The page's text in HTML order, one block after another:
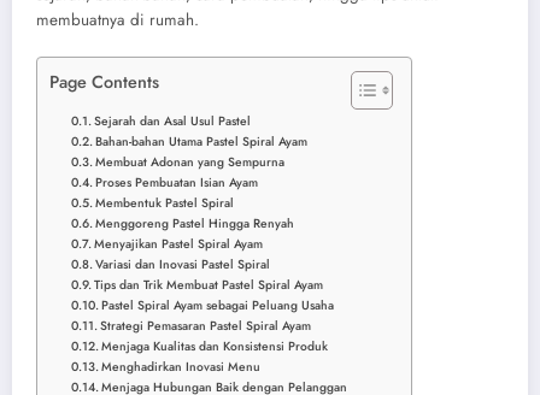
membuatnya di rumah.
Page Contents
Sejarah dan Asal Usul Pastel
Bahan-bahan Utama Pastel Spiral Ayam
Membuat Adonan yang Sempurna
Proses Pembuatan Isian Ayam
Membentuk Pastel Spiral
Menggoreng Pastel Hingga Renyah
Menyajikan Pastel Spiral Ayam
Variasi dan Inovasi Pastel Spiral
Tips dan Trik Membuat Pastel Spiral Ayam
Pastel Spiral Ayam sebagai Peluang Usaha
Strategi Pemasaran Pastel Spiral Ayam
Menjaga Kualitas dan Konsistensi Produk
Menghadirkan Inovasi Menu
Menjaga Hubungan Baik dengan Pelanggan